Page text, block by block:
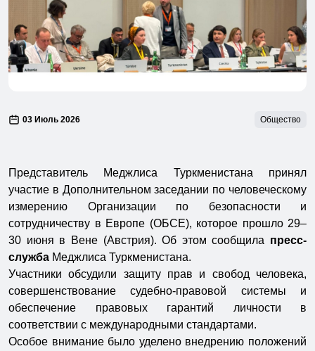
03 Июль 2026 Общество
Представитель Меджлиса Туркменистана принял
участие в Дополнительном заседании по человеческому
измерению Организации по безопасности и
сотрудничеству в Европе (ОБСЕ), которое прошло 29–
30 июня в Вене (Австрия). Об этом сообщила пресс-
служба Меджлиса Туркменистана.
Участники обсудили защиту прав и свобод человека,
совершенствование судебно-правовой системы и
обеспечение правовых гарантий личности в
соответствии с международными стандартами.
Особое внимание было уделено внедрению положений